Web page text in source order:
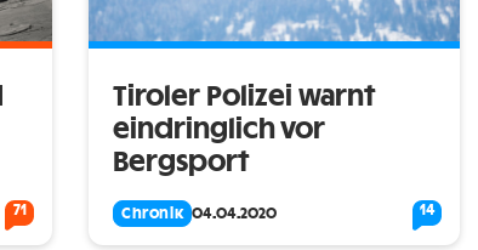
71
Tiroler Polizei warnt
eindringlich vor
Bergsport
Chronik 04.04.2020 14